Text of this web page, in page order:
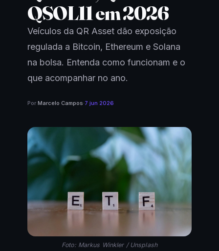
QSOL11 em 2026
Veículos da QR Asset dão exposição
regulada a Bitcoin, Ethereum e Solana
na bolsa. Entenda como funcionam e o
que acompanhar no ano.
Por Marcelo Campos·7 jun 2026
Foto: Markus Winkler / Unsplash